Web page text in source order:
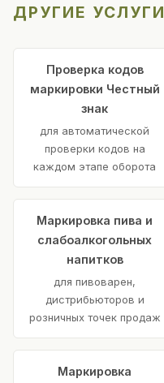
ДРУГИЕ УСЛУГИ
Проверка кодов
маркировки Честный
знак
для автоматической
проверки кодов на
каждом этапе оборота
Маркировка пива и
слабоалкогольных
напитков
для пивоварен,
дистрибьюторов и
розничных точек продаж
Маркировка